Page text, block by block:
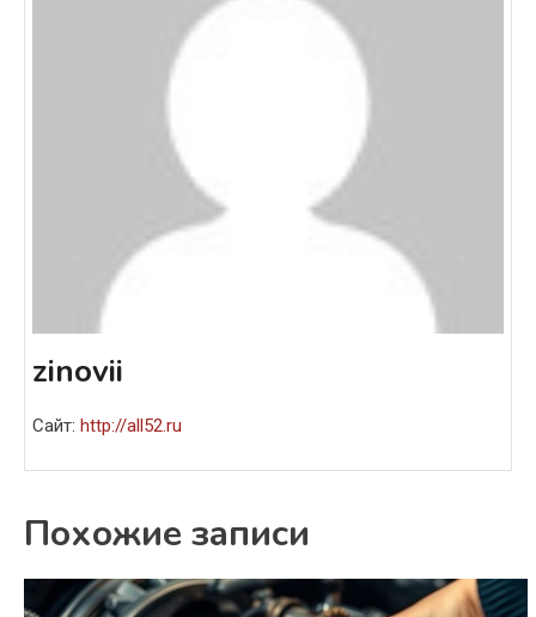
zinovii
Сайт: http://all52.ru
Похожие записи